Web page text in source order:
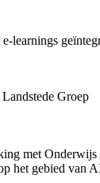
e-learnings
Groep
met Onderwijs
het gebied van